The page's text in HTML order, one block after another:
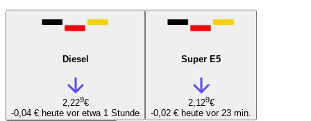
Diesel
2,229€
-0,04 € heute vor etwa 1 Stunde
Super E5
2,129€
-0,02 € heute vor 23 min.